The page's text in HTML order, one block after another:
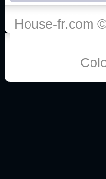
Salut tout le monde
House-fr.com